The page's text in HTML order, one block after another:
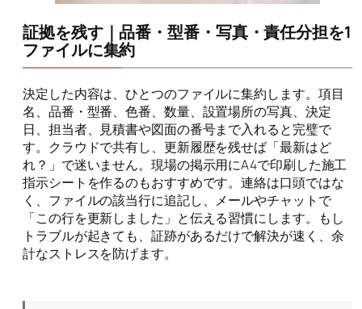
証拠を残す｜品番・型番・写真・責任分担を1
ファイルに集約
決定した内容は、ひとつのファイルに集約します。項目
名、品番・型番、色番、数量、設置場所の写真、決定
日、担当者、見積書や図面の番号まで入れると完璧で
す。クラウドで共有し、更新履歴を残せば「最新はど
れ？」で迷いません。現場の掲示用にA4で印刷した施工
指示シートを作るのもおすすめです。連絡は口頭ではな
く、ファイルの該当行に追記し、メールやチャットで
「この行を更新しました」と伝える習慣にします。もし
トラブルが起きても、証跡があるだけで解決が速く、余
計なストレスを防げます。